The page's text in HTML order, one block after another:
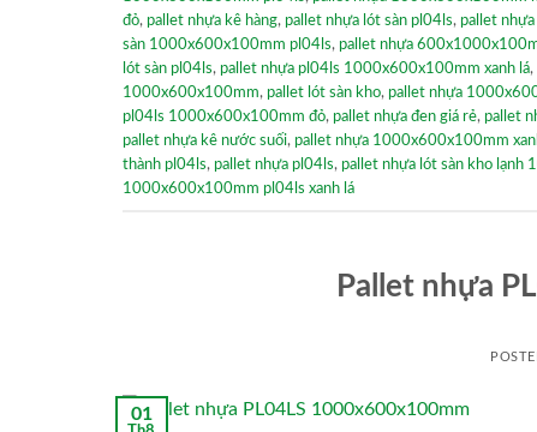
đỏ, pallet nhựa kê hàng, pallet nhựa lót sàn pl04ls, pallet
sàn 1000x600x100mm pl04ls, pallet nhựa
lót sàn pl04ls, pallet nhựa pl04ls 1000x600x100mm xanh lá,
1000x600x100mm, pallet lót sàn kho, pallet nhựa
pl04ls 1000x600x100mm đỏ, pallet nhựa đen giá rẻ, pallet
pallet nhựa kê nước suối, pallet nhựa 1000x600x100mm
thành pl04ls, pallet nhựa pl04ls, pallet nhựa lót sàn kho
1000x600x100mm pl04ls xanh lá
Pallet nhựa
01